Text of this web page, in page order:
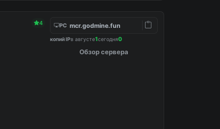
4 PC mcr.godmine.fun
копий IPв августе1сегодня0
Обзор сервера